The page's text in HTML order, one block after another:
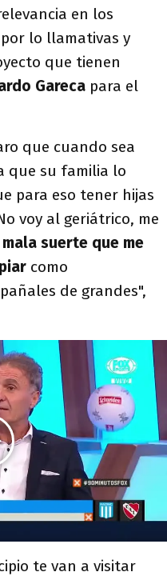
en los
lo llamativas y
que tienen
Gareca para el
que cuando sea
que su familia lo
para eso tener hijas
voy al geriátrico, me
suerte que me
como
de grandes",
te van a visitar